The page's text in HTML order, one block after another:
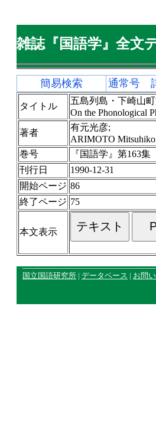
雑誌『国語学』全文
簡易検索 通常号
タイトル
五島列島・下崎山
On the Phonological
著者
有元光彦;
ARIMOTO
巻号
『国語学』第163集
刊行日
1990-12-31
開始ページ 86
終了ページ 75
本文表示
国立国語研究所 | データベース | お問